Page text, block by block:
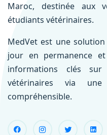
Maroc, destinée aux
étudiants vétérinaires.
MedVet est une
jour en permanence
informations clés
vétérinaires via
compréhensible.